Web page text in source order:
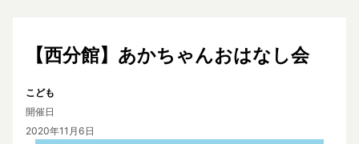
【西分館】あかちゃんおはなし会
こども
開催日
2020年11月6日